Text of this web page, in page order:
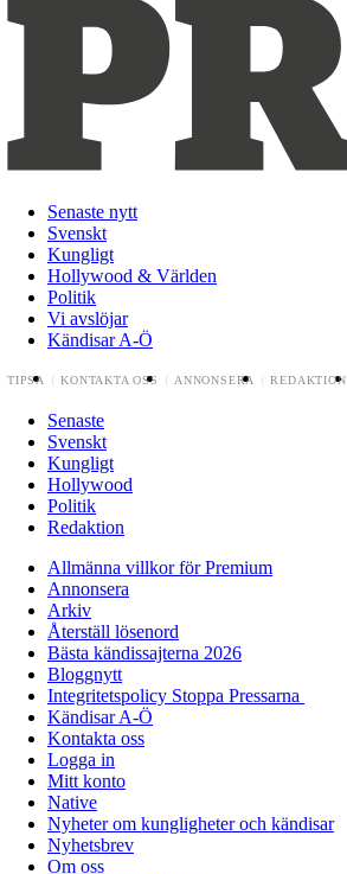
Senaste nytt
Svenskt
Kungligt
Hollywood & Världen
Politik
Vi avslöjar
Kändisar A-Ö
TIPSA KONTAKTA OSS ANNONSERA REDAKTION
Senaste
Svenskt
Kungligt
Hollywood
Politik
Redaktion
Allmänna villkor för Premium
Annonsera
Arkiv
Återställ lösenord
Bästa kändissajterna 2026
Bloggnytt
Integritetspolicy Stoppa Pressarna
Kändisar A-Ö
Kontakta oss
Logga in
Mitt konto
Native
Nyheter om kungligheter och kändisar
Nyhetsbrev
Om oss